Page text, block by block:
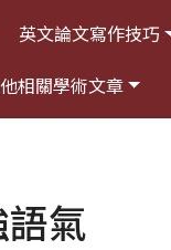
英文論文寫作技巧
相關學術文章
氣